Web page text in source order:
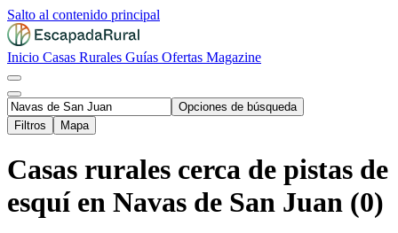
Salto al contenido principal
Inicio Casas Rurales Guías Ofertas Magazine
Opciones de búsqueda
Filtros
Mapa
Casas rurales cerca de pistas de
esquí en Navas de San Juan (0)